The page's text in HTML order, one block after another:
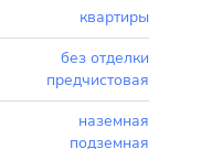
квартиры
без отделки
предчистовая
наземная
подземная